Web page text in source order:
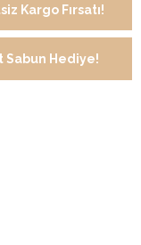
Kargo Fırsatı!
Sabun Hediye!